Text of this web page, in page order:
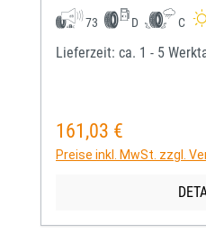
73 D C
Lieferzeit: ca. 1 - 5
Regulärer Preis:
161,03 €
Preise inkl. MwSt. zzgl.